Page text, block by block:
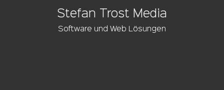
Stefan Trost Media
Software und Web Lösungen